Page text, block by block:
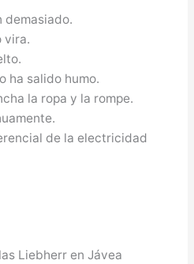
demasiado.
vira.
ha salido humo.
la ropa y la rompe.
de la electricidad
Liebherr en Jávea